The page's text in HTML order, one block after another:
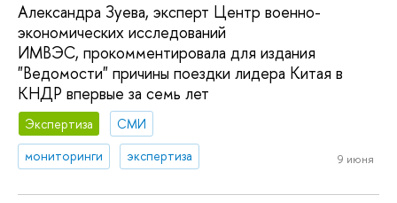
Александра Зуева, эксперт Центр военно-
экономических исследований
ИМВЭС, прокомментировала для издания
"Ведомости" причины поездки лидера Китая в
КНДР впервые за семь лет
Экспертиза
СМИ
мониторинги
экспертиза 9 июня